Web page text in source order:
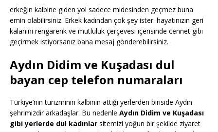
erkeğin kalbine giden yol sadece midesinden geçmez buna
emin olabilirsiniz. Erkek kadından çok şey ister. hayatınızın geri
kalanını rengarenk ve mutluluk çerçevesi içerisinde cennet gibi
geçirmek istiyorsanız bana mesaj gönderebilirsiniz.
Aydın Didim ve Kuşadası dul
bayan cep telefon numaraları
Türkiye’nin turizminin kalbinin attığı yerlerden biriside Aydın
şehrimizdir arkadaşlar. Bu nedenle Aydın Didim ve Kuşadası
gibi yerlerde dul kadınlar sitemizi yoğun bir şekilde ziyaret